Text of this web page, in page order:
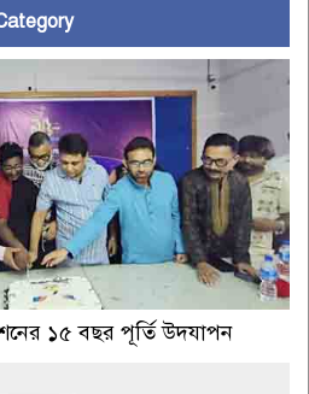
১৫ বছর পূর্তি উদযাপন